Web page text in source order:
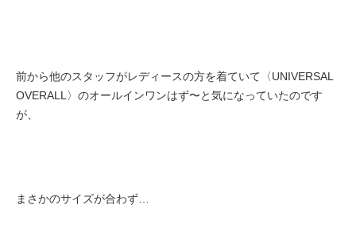
前から他のスタッフがレディースの方を着ていて〈UNIVERSAL
OVERALL〉のオールインワンはず〜と気になっていたのです
が、
まさかのサイズが合わず…